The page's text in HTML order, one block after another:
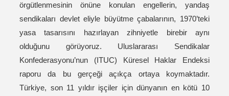
örgütlenmesinin önüne konulan engellerin, yandaş
sendikaları devlet eliyle büyütme çabalarının, 1970’teki
yasa tasarısını hazırlayan zihniyetle birebir aynı
olduğunu görüyoruz. Uluslararası Sendikalar
Konfederasyonu’nun (ITUC) Küresel Haklar Endeksi
raporu da bu gerçeği açıkça ortaya koymaktadır.
Türkiye, son 11 yıldır işçiler için dünyanın en kötü 10